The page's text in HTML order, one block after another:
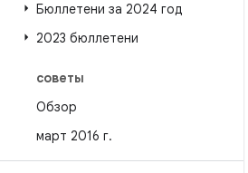
Бюллетени за 2024 год
2023 бюллетени
советы
Обзор
март 2016 г.